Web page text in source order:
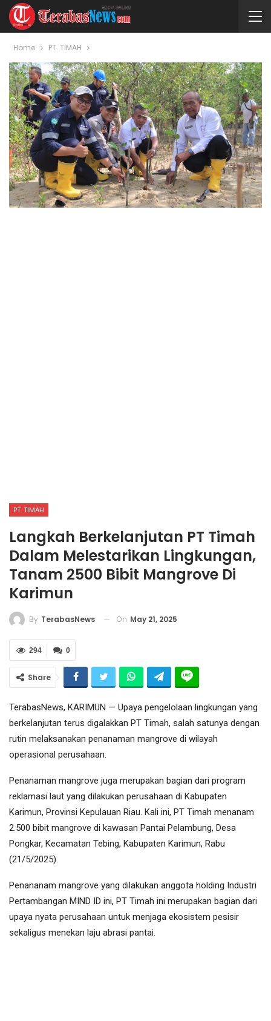
Home PT. TIMAH
PT. TIMAH
Langkah Berkelanjutan PT Timah
Dalam Melestarikan Lingkungan,
Tanam 2500 Bibit Mangrove Di
Karimun
By TerabasNews On May 21, 2025
0
294
Share
TerabasNews, KARIMUN — Upaya pengelolaan lingkungan yang
berkelanjutan terus digalakkan PT Timah, salah satunya dengan
rutin melaksanakan penanaman mangrove di wilayah
operasional perusahaan.
Penanaman mangrove juga merupakan bagian dari program
reklamasi laut yang dilakukan perusahaan di Kabupaten
Karimun, Provinsi Kepulauan Riau. Kali ini, PT Timah menanam
2.500 bibit mangrove di kawasan Pantai Pelambung, Desa
Pongkar, Kecamatan Tebing, Kabupaten Karimun, Rabu
(21/5/2025).
Penananam mangrove yang dilakukan anggota holding Industri
Pertambangan MIND ID ini, PT Timah ini merupakan bagian dari
upaya nyata perusahaan untuk menjaga ekosistem pesisir
sekaligus menekan laju abrasi pantai.